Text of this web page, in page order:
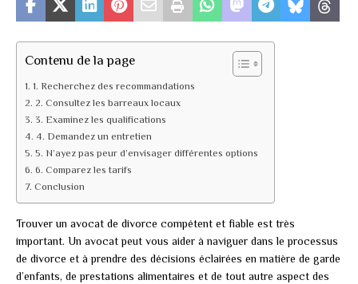
Contenu de la page
1. Recherchez des recommandations
2. Consultez les barreaux locaux
3. Examinez les qualifications
4. Demandez un entretien
5. N’ayez pas peur d’envisager différentes options
6. Comparez les tarifs
Conclusion
Trouver un avocat de divorce compétent et fiable est très
important. Un avocat peut vous aider à naviguer dans le processus
de divorce et à prendre des décisions éclairées en matière de garde
d’enfants, de prestations alimentaires et de tout autre aspect des